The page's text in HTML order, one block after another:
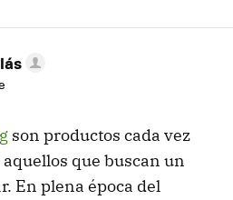
son productos cada vez
que buscan un
En plena época del